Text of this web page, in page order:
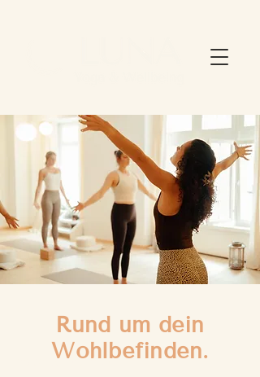
Rund um dein
Wohlbefinden.
Yoga Winterthur